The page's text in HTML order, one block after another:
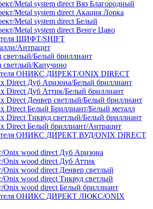
Metal system direct Вяз Благородный
Metal system direct Акация Лорка
Metal system direct Белый
Metal system direct Венге Цаво
ШИФТ/SHIFT
Антрацит
Белый бриллиант
Капучино
ОНИКС ДИРЕКТ/ONIX DIRECT
Direct Дуб Аризона/Белый бриллиант
Direct Дуб Аттик/Белый бриллиант
Direct Денвер светлый/Белый бриллиант
Direct Белый Бриллиант/Белый металл
Direct Тиквуд светлый/Белый бриллиант
Direct Белый бриллиант/Антрацит
ОНИКС ДИРЕКТ ВУД/ONIX DIRECT
wood direct Дуб Аризона
wood direct Дуб Аттик
wood direct Денвер светлый
wood direct Тиквуд светлый
wood direct Белый бриллиант
ОНИКС ДИРЕКТ ЛЮКС/ONIX